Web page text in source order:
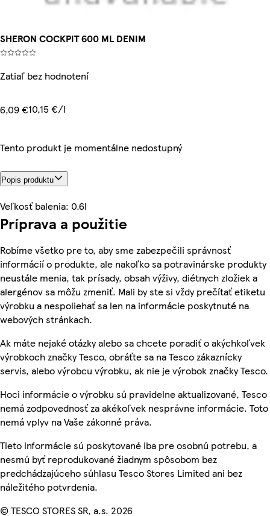
SHERON COCKPIT 600 ML DENIM
Zatiaľ bez hodnotení
6,09 €10,15 €/l
Tento produkt je momentálne nedostupný
Popis produktu
Veľkosť balenia: 0.6l
Príprava a použitie
Robíme všetko pre to, aby sme zabezpečili správnosť
informácií o produkte, ale nakoľko sa potravinárske produkty
neustále menia, tak prísady, obsah výživy, diétnych zložiek a
alergénov sa môžu zmeniť. Mali by ste si vždy prečítať etiketu
výrobku a nespoliehať sa len na informácie poskytnuté na
webových stránkach.
Ak máte nejaké otázky alebo sa chcete poradiť o akýchkoľvek
výrobkoch značky Tesco, obráťte sa na Tesco zákaznícky
servis, alebo výrobcu výrobku, ak nie je výrobok značky Tesco.
Hoci informácie o výrobku sú pravidelne aktualizované, Tesco
nemá zodpovednosť za akékoľvek nesprávne informácie. Toto
nemá vplyv na Vaše zákonné práva.
Tieto informácie sú poskytované iba pre osobnú potrebu, a
nesmú byť reprodukované žiadnym spôsobom bez
predchádzajúceho súhlasu Tesco Stores Limited ani bez
náležitého potvrdenia.
© TESCO STORES SR, a.s. 2026